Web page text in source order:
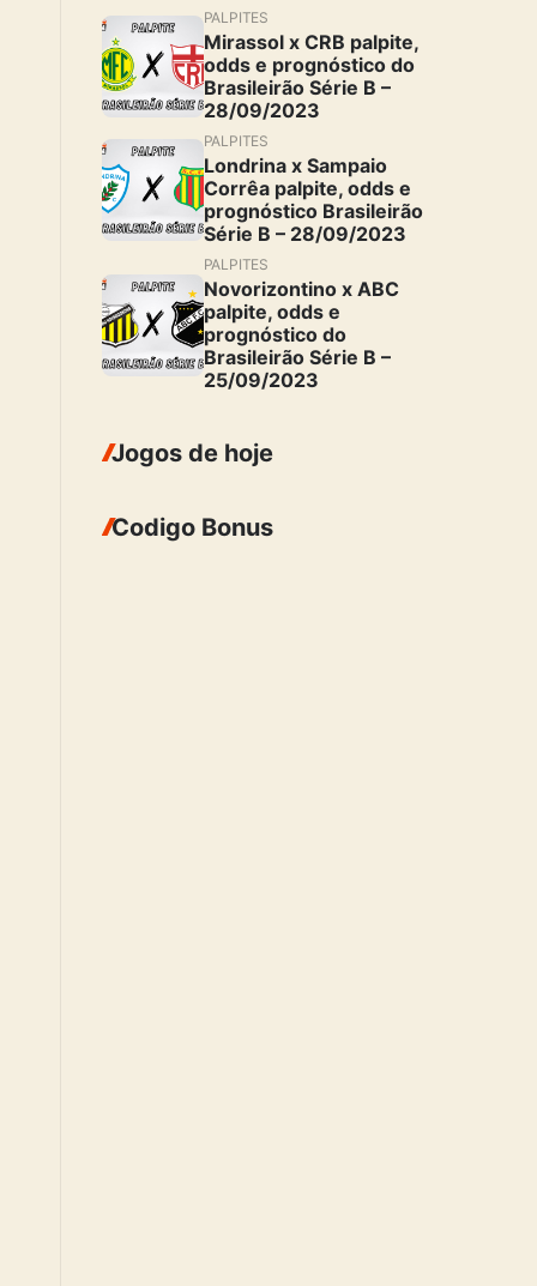
PALPITES
Mirassol x CRB palpite,
odds e prognóstico do
Brasileirão Série B –
28/09/2023
PALPITES
Londrina x Sampaio
Corrêa palpite, odds e
prognóstico Brasileirão
Série B – 28/09/2023
PALPITES
Novorizontino x ABC
palpite, odds e
prognóstico do
Brasileirão Série B –
25/09/2023
Jogos de hoje
Codigo Bonus